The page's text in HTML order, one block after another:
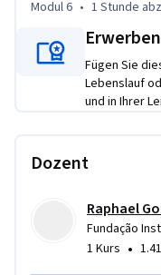
Modul 6 • 1 Stunde
Fügen Sie
Lebenslauf
und in Ihrer
Dozent
Raphael
Fundação
1 Kurs •